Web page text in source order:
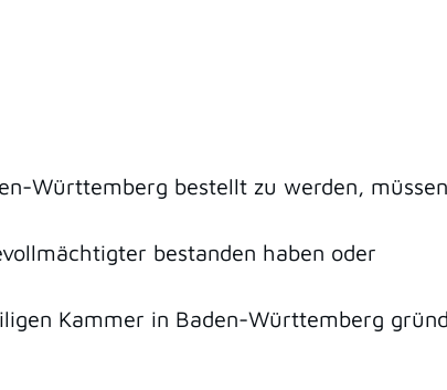
Württemberg bestellt zu werden,
bestanden haben oder
Kammer in Baden-Württemberg